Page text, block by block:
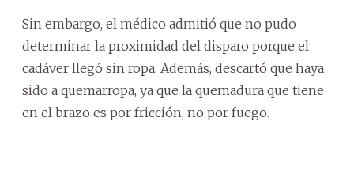
Sin embargo, el médico admitió que no pudo
determinar la proximidad del disparo porque el
cadáver llegó sin ropa. Además, descartó que haya
sido a quemarropa, ya que la quemadura que tiene
en el brazo es por fricción, no por fuego.